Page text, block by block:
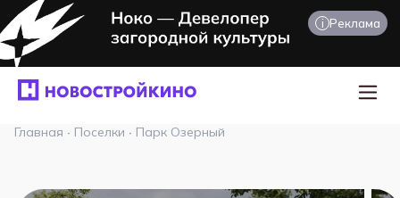
i Реклама
Главная · Поселки · Парк Озерный